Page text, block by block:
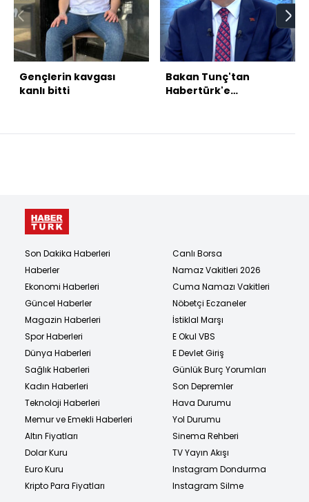
Gençlerin kavgası
kanlı bitti
Bakan Tunç'tan
Habertürk'e
Son Dakika Haberleri
Haberler
Ekonomi Haberleri
Güncel Haberler
Magazin Haberleri
Spor Haberleri
Dünya Haberleri
Sağlık Haberleri
Kadın Haberleri
Teknoloji Haberleri
Memur ve Emekli Haberleri
Altın Fiyatları
Dolar Kuru
Euro Kuru
Kripto Para Fiyatları
Canlı Borsa
Namaz Vakitleri 2026
Cuma Namazı Vakitleri
Nöbetçi Eczaneler
İstiklal Marşı
E Okul VBS
E Devlet Giriş
Günlük Burç Yorumları
Son Depremler
Hava Durumu
Yol Durumu
Sinema Rehberi
TV Yayın Akışı
Instagram Dondurma
Instagram Silme